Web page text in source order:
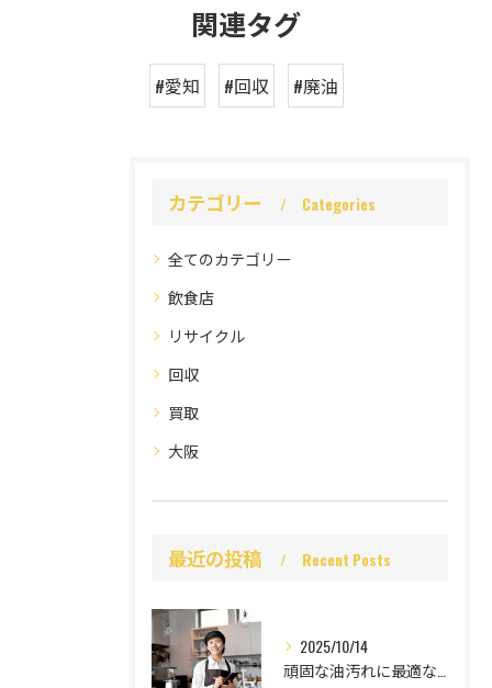
関連タグ
#愛知 #回収 #廃油
カテゴリー Categories
全てのカテゴリー
飲食店
リサイクル
回収
買取
大阪
最近の投稿 Recent Posts
2025/10/14